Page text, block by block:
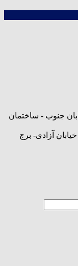
جنوب - ساختمان
آزادی- برج